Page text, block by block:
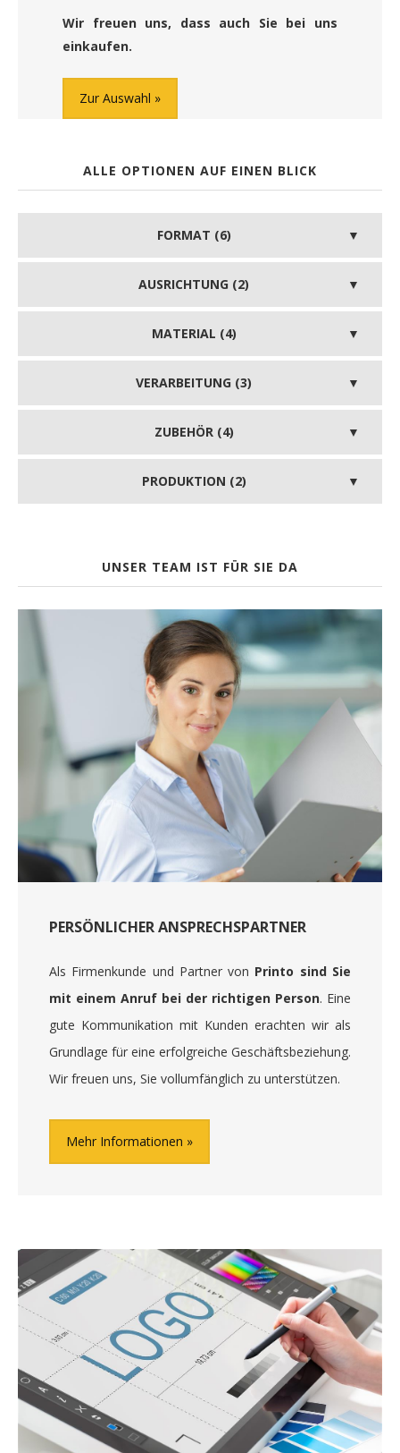
Wir freuen uns, dass auch Sie bei uns
einkaufen.
Zur Auswahl
ALLE OPTIONEN AUF EINEN BLICK
FORMAT (6)
AUSRICHTUNG (2)
MATERIAL (4)
VERARBEITUNG (3)
ZUBEHÖR (4)
PRODUKTION (2)
UNSER TEAM IST FÜR SIE DA
PERSÖNLICHER ANSPRECHSPARTNER
Als Firmenkunde und Partner von Printo sind Sie
mit einem Anruf bei der richtigen Person. Eine
gute Kommunikation mit Kunden erachten wir als
Grundlage für eine erfolgreiche Geschäftsbeziehung.
Wir freuen uns, Sie vollumfänglich zu unterstützen.
Mehr Informationen